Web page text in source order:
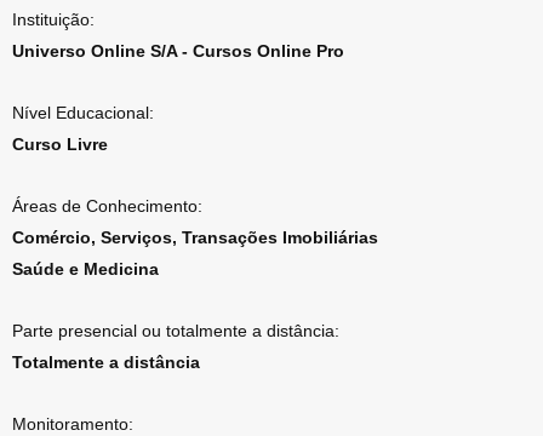
Instituição:
Universo Online S/A - Cursos Online Pro
Nível Educacional:
Curso Livre
Áreas de Conhecimento:
Comércio, Serviços, Transações Imobiliárias
Saúde e Medicina
Parte presencial ou totalmente a distância:
Totalmente a distância
Monitoramento: